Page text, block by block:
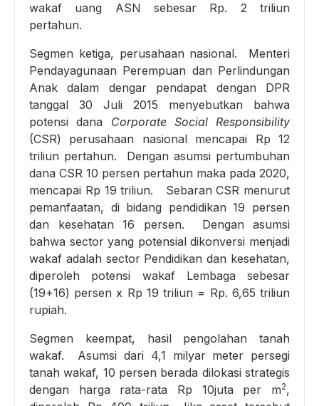
wakaf uang ASN sebesar Rp. 2 triliun
pertahun.
Segmen ketiga, perusahaan nasional. Menteri
Pendayagunaan Perempuan dan Perlindungan
Anak dalam dengar pendapat dengan DPR
tanggal 30 Juli 2015 menyebutkan bahwa
potensi dana Corporate Social Responsibility
(CSR) perusahaan
nasional mencapai Rp 12
triliun pertahun. Dengan asumsi pertumbuhan
dana CSR 10 persen pertahun maka pada 2020,
mencapai Rp 19 triliun. Sebaran CSR menurut
pemanfaatan, di bidang pendidikan 19 persen
dan kesehatan 16 persen. Dengan asumsi
bahwa sector yang potensial dikonversi menjadi
wakaf adalah sector Pendidikan dan kesehatan,
diperoleh potensi wakaf Lembaga sebesar
(19+16) persen x Rp 19 triliun = Rp. 6,65 triliun
rupiah.
Segmen keempat, hasil pengolahan tanah
wakaf. Asumsi dari 4,1 milyar meter persegi
tanah wakaf, 10 persen berada dilokasi strategis
dengan harga rata-rata Rp 10juta per m2,